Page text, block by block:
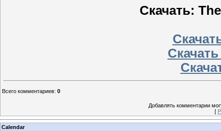
Скачать:
Всего комментариев: 0
Добавлять комментарии
[
Calendar